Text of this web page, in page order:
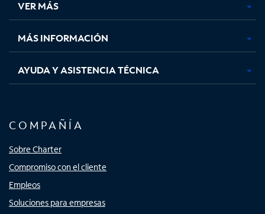
pestaña
nueva
pestaña
nueva
pestaña
nuevanueva
VER MÁS
MÁS INFORMACIÓN
AYUDA Y ASISTENCIA TÉCNICA
COMPAÑÍA
Sobre Charter
Compromiso con el cliente
Empleos
Soluciones para empresas